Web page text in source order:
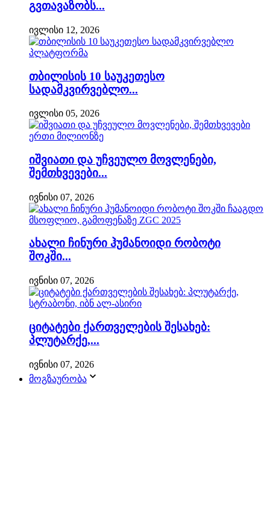
გვთავაზობს...
ივლისი 12, 2026
თბილისის 10 საუკეთესო
სადამკვირვებლო...
ივლისი 05, 2026
იშვიათი და უჩვეულო მოვლენები,
შემთხვევები...
ივნისი 07, 2026
ახალი ჩინური ჰუმანოიდი რობოტი
შოკში...
ივნისი 07, 2026
ციტატები ქართველების შესახებ:
პლუტარქე,...
ივნისი 07, 2026
მოგზაურობა